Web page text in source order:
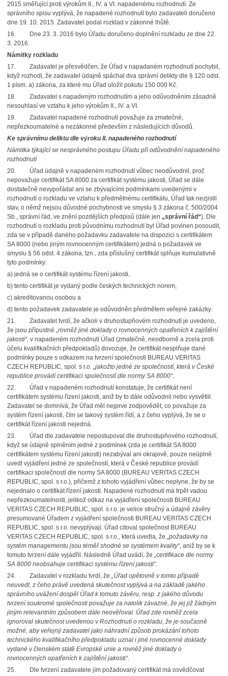
2015 směřující proti výrokům II., IV. a VI. napadenému rozhodnutí. Ze
správního spisu vyplývá, že napadené rozhodnutí bylo zadavateli doručeno
dne 19. 10. 2015. Zadavatel podal rozklad v zákonné lhůtě.
16.
Dne 23. 3. 2016 bylo Úřadu doručeno doplnění rozkladu ze dne 22.
3. 2016.
Námitky rozkladu
17.
Zadavatel je přesvědčen, že Úřad v napadaném rozhodnutí pochybil,
když rozhodl, že zadavatel údajně spáchal dva správní delikty dle § 120 odst.
1 písm. a) zákona, za které mu Úřad uložil pokutu 150 000 Kč.
18.
Zadavatel s napadeným rozhodnutím a jeho odůvodněním zásadně
nesouhlasí ve vztahu k jeho výrokům II., IV. a VI.
19.
Zadavatel napadené rozhodnutí považuje za zmatečné,
nepřezkoumatelné a nezákonné především z následujících důvodů.
Ke správnímu deliktu dle výroku II. napadeného rozhodnutí
Námitka týkající se nesprávného postupu Úřadu při odůvodnění napadeného
rozhodnutí
20.
Úřad údajně v napadeném rozhodnutí vůbec neodůvodnil, proč
nepovažuje certifikát SA 8000 za certifikát systému jakosti, Úřad se dále
dostatečně nevypořádal ani se zbývajícími podmínkami uvedenými v
rozhodnutí o rozkladu ve vztahu k předmětnému certifikátu, Úřad tak nezjistil
stav, o němž nejsou důvodné pochybnosti ve smyslu § 3 zákona č. 500/2004
Sb., správní řád, ve znění pozdějších předpisů (dále jen „správní řád“). Dle
rozhodnutí o rozkladu proti původnímu rozhodnutí byl Úřad povinen posoudit,
zda se v případě daného požadavku zadavatele na dispozici s certifikátem
SA 8000 (nebo jiným rovnocenným certifikátem) jedná o požadavek ve
smyslu § 56 odst. 4 zákona, tzn., zda příslušný certifikát splňuje kumulativně
tyto podmínky:
a) jedná se o certifikát systému řízení jakosti,
b) tento certifikát je vydaný podle českých technických norem,
c) akreditovanou osobou a
d) tento požadavek zadavatele je odůvodněn předmětem veřejné zakázky.
21.
Zadavatel tvrdí, že ačkoli v druhostupňovém rozhodnutí je uvedeno,
že jsou přípustné „rovněž jiné doklady o rovnocenných opatřeních k zajištění
jakosti“, v napadeném rozhodnutí Úřad (zmatečně, neodborně a zcela proti
účelu kvalifikačních předpokladů) dovozuje, že certifikát nesplňuje dané
podmínky pouze s odkazem na tvrzení společnosti BUREAU VERITAS
CZECH REPUBLIC, spol. s r.o. „jakožto jedné ze společností, která v České
republice provádí certifikaci společností dle normy SA 8000“.
22.
Úřad v napadeném rozhodnutí konstatuje, že certifikát není
certifikátem systému řízení jakosti, aniž by to dále odůvodnil nebo vysvětlil.
Zadavatel se domnívá, že Úřad měl nejprve zodpovědět, co považuje za
systém řízení jakosti, čím se takový systém řídí, a z čeho vyplývá, že se o
certifikát řízení jakosti nejedná.
23.
Úřad dle zadavatele nepostupoval dle druhostupňového rozhodnutí,
když se údajně splněním jedné z podmínek (zda je certifikát SA 8000
certifikátem systému řízení jakosti) nezabýval ani okrajově, pouze neúplně
uvedl vyjádření jedné ze společností, která v České republice provádí
certifikaci společností dle normy SA 8000 (BUREAU VERITAS CZECH
REPUBLIC, spol. s r.o.), přičemž z tohoto vyjádření vůbec neplyne, že by se
nejednalo o certifikát řízení jakosti. Napadené rozhodnutí má trpět vadou
nepřezkoumatelnosti, jelikož odkaz na vyjádření společnosti BUREAU
VERITAS CZECH REPUBLIC, spol. s r.o. je velice stručný a údajně závěry
presumované Úřadem z vyjádření společnosti BUREAU VERITAS CZECH
REPUBLIC, spol. s r.o. nevyplývají. Úřad citoval společnost BUREAU
VERITAS CZECH REPUBLIC, spol. s r.o., která uvedla, že „požadavky na
systém managementu jsou téměř shodné se systémem kvality“, aniž by se k
tomuto tvrzení dále vyjádřil. Následně Úřad uvádí, že „certifikace dle normy
SA 8000 neobsahuje certifikaci systému řízení jakosti“.
24.
Zadavatel v rozkladu tvrdí, že „Úřad opětovně v tomto případě
neuvedl, z čeho právě uvedená skutečnost vyplývá a na základě jakého
správního uvážení dospěl Úřad k tomuto závěru, resp. z jakého důvodu
tvrzení soukromé společnosti považuje za natolik závazné, že jej již žádným
jiným relevantním způsobem dále neověřoval. Úřad zde rovněž zcela
ignoroval skutečnost uvedenou v Rozhodnutí o rozkladu, že je současně
možné, aby veřejný zadavatel jako náhradní způsob prokázání tohoto
technického kvalifikačního předpokladu uznal i jiné rovnocenné doklady
vydané v členském státě Evropské unie a rovněž jiné doklady o
rovnocenných opatřeních k zajištění jakosti“.
25.
Dle tvrzení zadavatele jím požadovaný certifikát má osvědčovat